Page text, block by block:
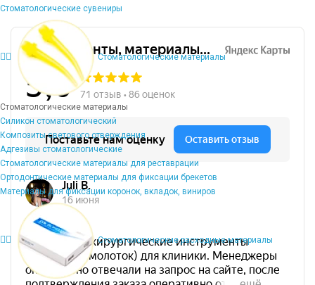
Стоматологические сувениры
Стоматологические материалы
Стоматологические материалы
Силикон стоматологический
Композиты светового отверждения
Адгезивы стоматологические
Стоматологические материалы для реставрации
Ортодонтические материалы для фиксации брекетов
Материалы для фиксации коронок, вкладок, виниров
Стоматологические расходные материалы